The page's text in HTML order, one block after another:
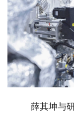
薛其坤与